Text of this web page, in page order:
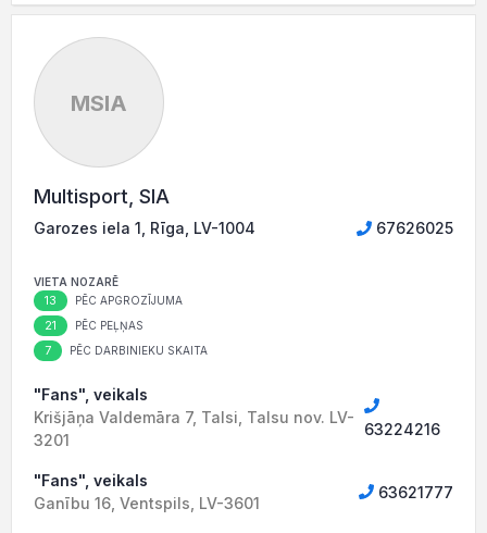
MSIA
Multisport, SIA
Garozes iela 1, Rīga, LV-1004 67626025
VIETA NOZARĒ
13 PĒC APGROZĪJUMA
21 PĒC PEĻŅAS
7 PĒC DARBINIEKU SKAITA
"Fans", veikals
Krišjāņa Valdemāra 7, Talsi, Talsu nov. LV-
3201
63224216
"Fans", veikals
Ganību 16, Ventspils, LV-3601
63621777